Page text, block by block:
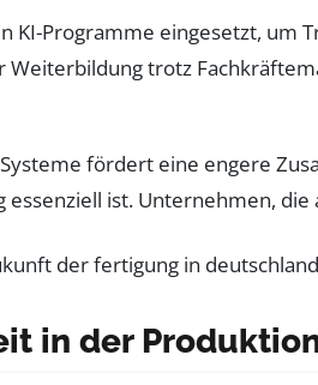
KI-Programme eingesetzt, um
Weiterbildung trotz
fördert eine engere
essenziell ist. Unternehmen,
in der